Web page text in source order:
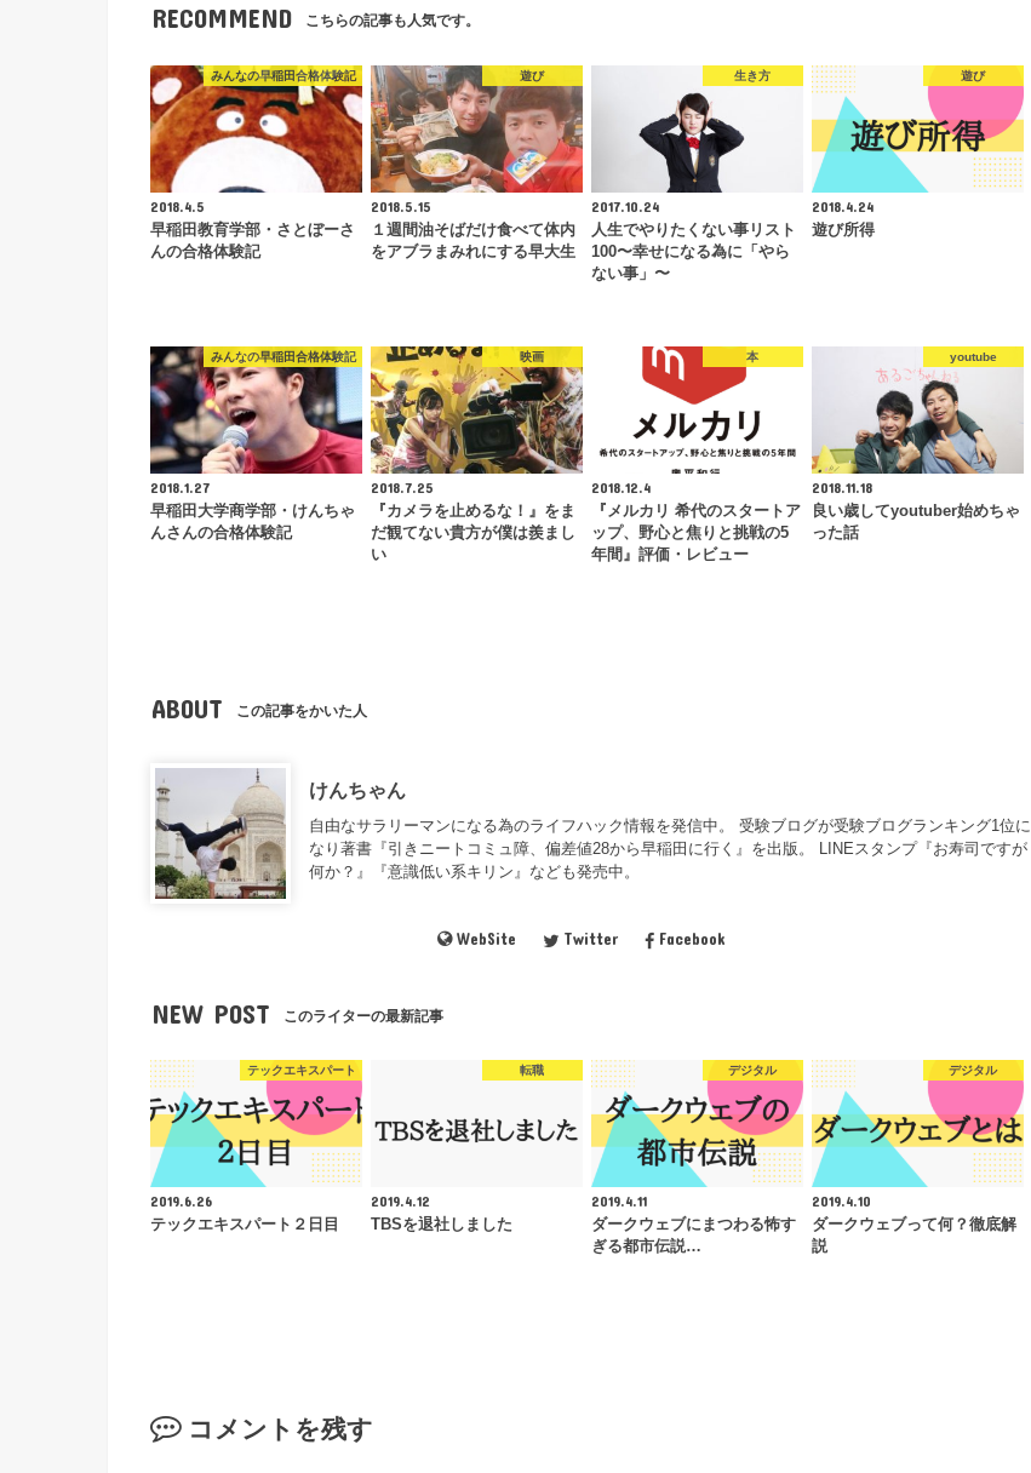
RECOMMEND こちらの記事も人気です。
みんなの早稲田合格体験記
2018.4.5
早稲田教育学部・さとぼーさ
んの合格体験記
遊び
2018.5.15
１週間油そばだけ食べて体内
をアブラまみれにする早大生
生き方
2017.10.24
人生でやりたくない事リスト
100〜幸せになる為に「やら
ない事」〜
遊び
2018.4.24
遊び所得
みんなの早稲田合格体験記
2018.1.27
早稲田大学商学部・けんちゃ
んさんの合格体験記
映画
2018.7.25
『カメラを止めるな！』をま
だ観てない貴方が僕は羨まし
い
本
2018.12.4
『メルカリ 希代のスタートア
ップ、野心と焦りと挑戦の5
年間』評価・レビュー
youtube
2018.11.18
良い歳してyoutuber始めちゃ
った話
ABOUT この記事をかいた人
けんちゃん
自由なサラリーマンになる為のライフハック情報を発信中。 受験ブログが受験ブログランキング1位に
なり著書『引きニートコミュ障、偏差値28から早稲田に行く』を出版。 LINEスタンプ『お寿司ですが
何か？』『意識低い系キリン』なども発売中。
WebSite Twitter Facebook
NEW POST このライターの最新記事
テックエキスパート
2019.6.26
テックエキスパート２日目
転職
2019.4.12
TBSを退社しました
デジタル
2019.4.11
ダークウェブにまつわる怖す
ぎる都市伝説…
デジタル
2019.4.10
ダークウェブって何？徹底解
説
コメントを残す